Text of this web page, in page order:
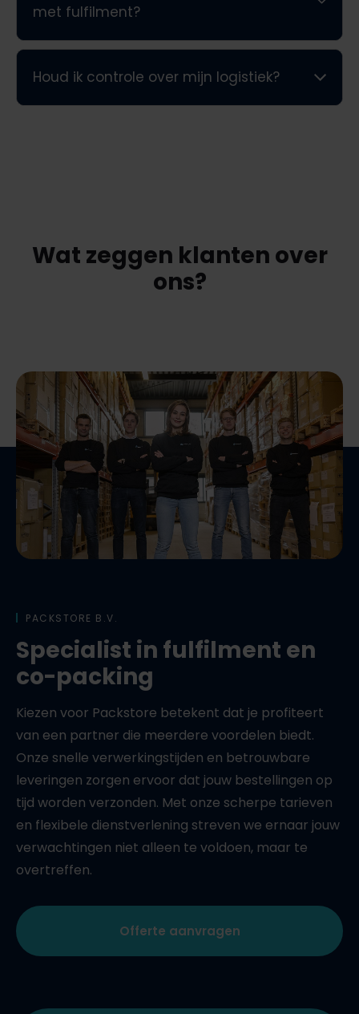
met fulfilment?
Houd ik controle over mijn logistiek?
Wat zeggen klanten over
ons?
PACKSTORE B.V.
Specialist in fulfilment en
co-packing
Kiezen voor Packstore betekent dat je profiteert
van een partner die meerdere voordelen biedt.
Onze snelle verwerkingstijden en betrouwbare
leveringen zorgen ervoor dat jouw bestellingen op
tijd worden verzonden. Met onze scherpe tarieven
en flexibele dienstverlening streven we ernaar jouw
verwachtingen niet alleen te voldoen, maar te
overtreffen.
Offerte aanvragen